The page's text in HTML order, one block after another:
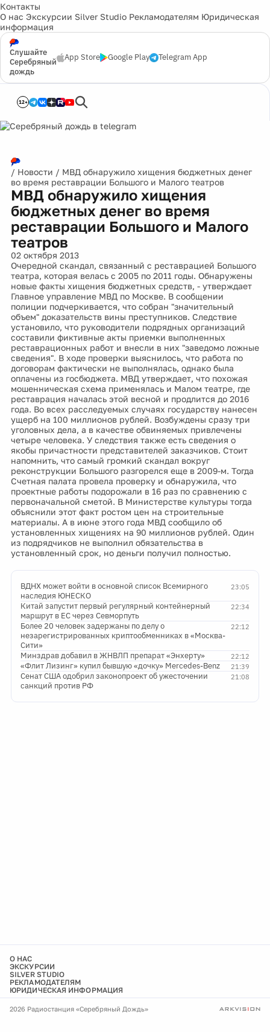
Контакты
О нас Экскурсии Silver Studio Рекламодателям Юридическая
информация
Слушайте
Серебряный
дождь
App Store Google Play Telegram App
12+
/ Новости / МВД обнаружило хищения бюджетных денег
во время реставрации Большого и Малого театров
МВД обнаружило хищения
бюджетных денег во время
реставрации Большого и Малого
театров
02 октября 2013
Очередной скандал, связанный с реставрацией Большого
театра, которая велась с 2005 по 2011 годы. Обнаружены
новые факты хищения бюджетных средств, - утверждает
Главное управление МВД по Москве. В сообщении
полиции подчеркивается, что собран "значительный
объем" доказательств вины преступников. Следствие
установило, что руководители подрядных организаций
составили фиктивные акты приемки выполненных
реставрационных работ и внесли в них "заведомо ложные
сведения". В ходе проверки выяснилось, что работа по
договорам фактически не выполнялась, однако была
оплачены из госбюджета. МВД утверждает, что похожая
мошенническая схема применялась и Малом театре, где
реставрация началась этой весной и продлится до 2016
года. Во всех расследуемых случаях государству нанесен
ущерб на 100 миллионов рублей. Возбуждены сразу три
уголовных дела, а в качестве обвиняемых привлечены
четыре человека. У следствия также есть сведения о
якобы причастности представителей заказчиков. Стоит
напомнить, что самый громкий скандал вокруг
реконструкции Большого разгорелся еще в 2009-м. Тогда
Счетная палата провела проверку и обнаружила, что
проектные работы подорожали в 16 раз по сравнению с
первоначальной сметой. В Министерстве культуры тогда
объяснили этот факт ростом цен на строительные
материалы. А в июне этого года МВД сообщило об
установленных хищениях на 90 миллионов рублей. Один
из подрядчиков не выполнил обязательства в
установленный срок, но деньги получил полностью.
23:05
ВДНХ может войти в основной список Всемирного
наследия ЮНЕСКО
22:34
Китай запустит первый регулярный контейнерный
маршрут в ЕС через Севморпуть
22:12
Более 20 человек задержаны по делу о
незарегистрированных криптообменниках в «Москва-
Сити»
22:12
Минздрав добавил в ЖНВЛП препарат «Энхерту»
21:39
«Флит Лизинг» купил бывшую «дочку» Mercedes-Benz
21:08
Сенат США одобрил законопроект об ужесточении
санкций против РФ
О НАС
ЭКСКУРСИИ
SILVER STUDIO
РЕКЛАМОДАТЕЛЯМ
ЮРИДИЧЕСКАЯ ИНФОРМАЦИЯ
2026 Радиостанция «Серебряный Дождь»